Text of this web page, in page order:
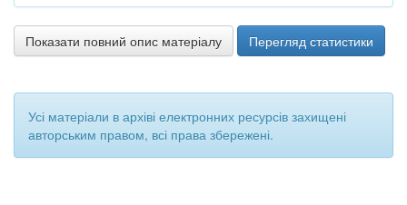
Показати повний опис матеріалу Перегляд статистики
Усі матеріали в архіві електронних ресурсів захищені
авторським правом, всі права збережені.